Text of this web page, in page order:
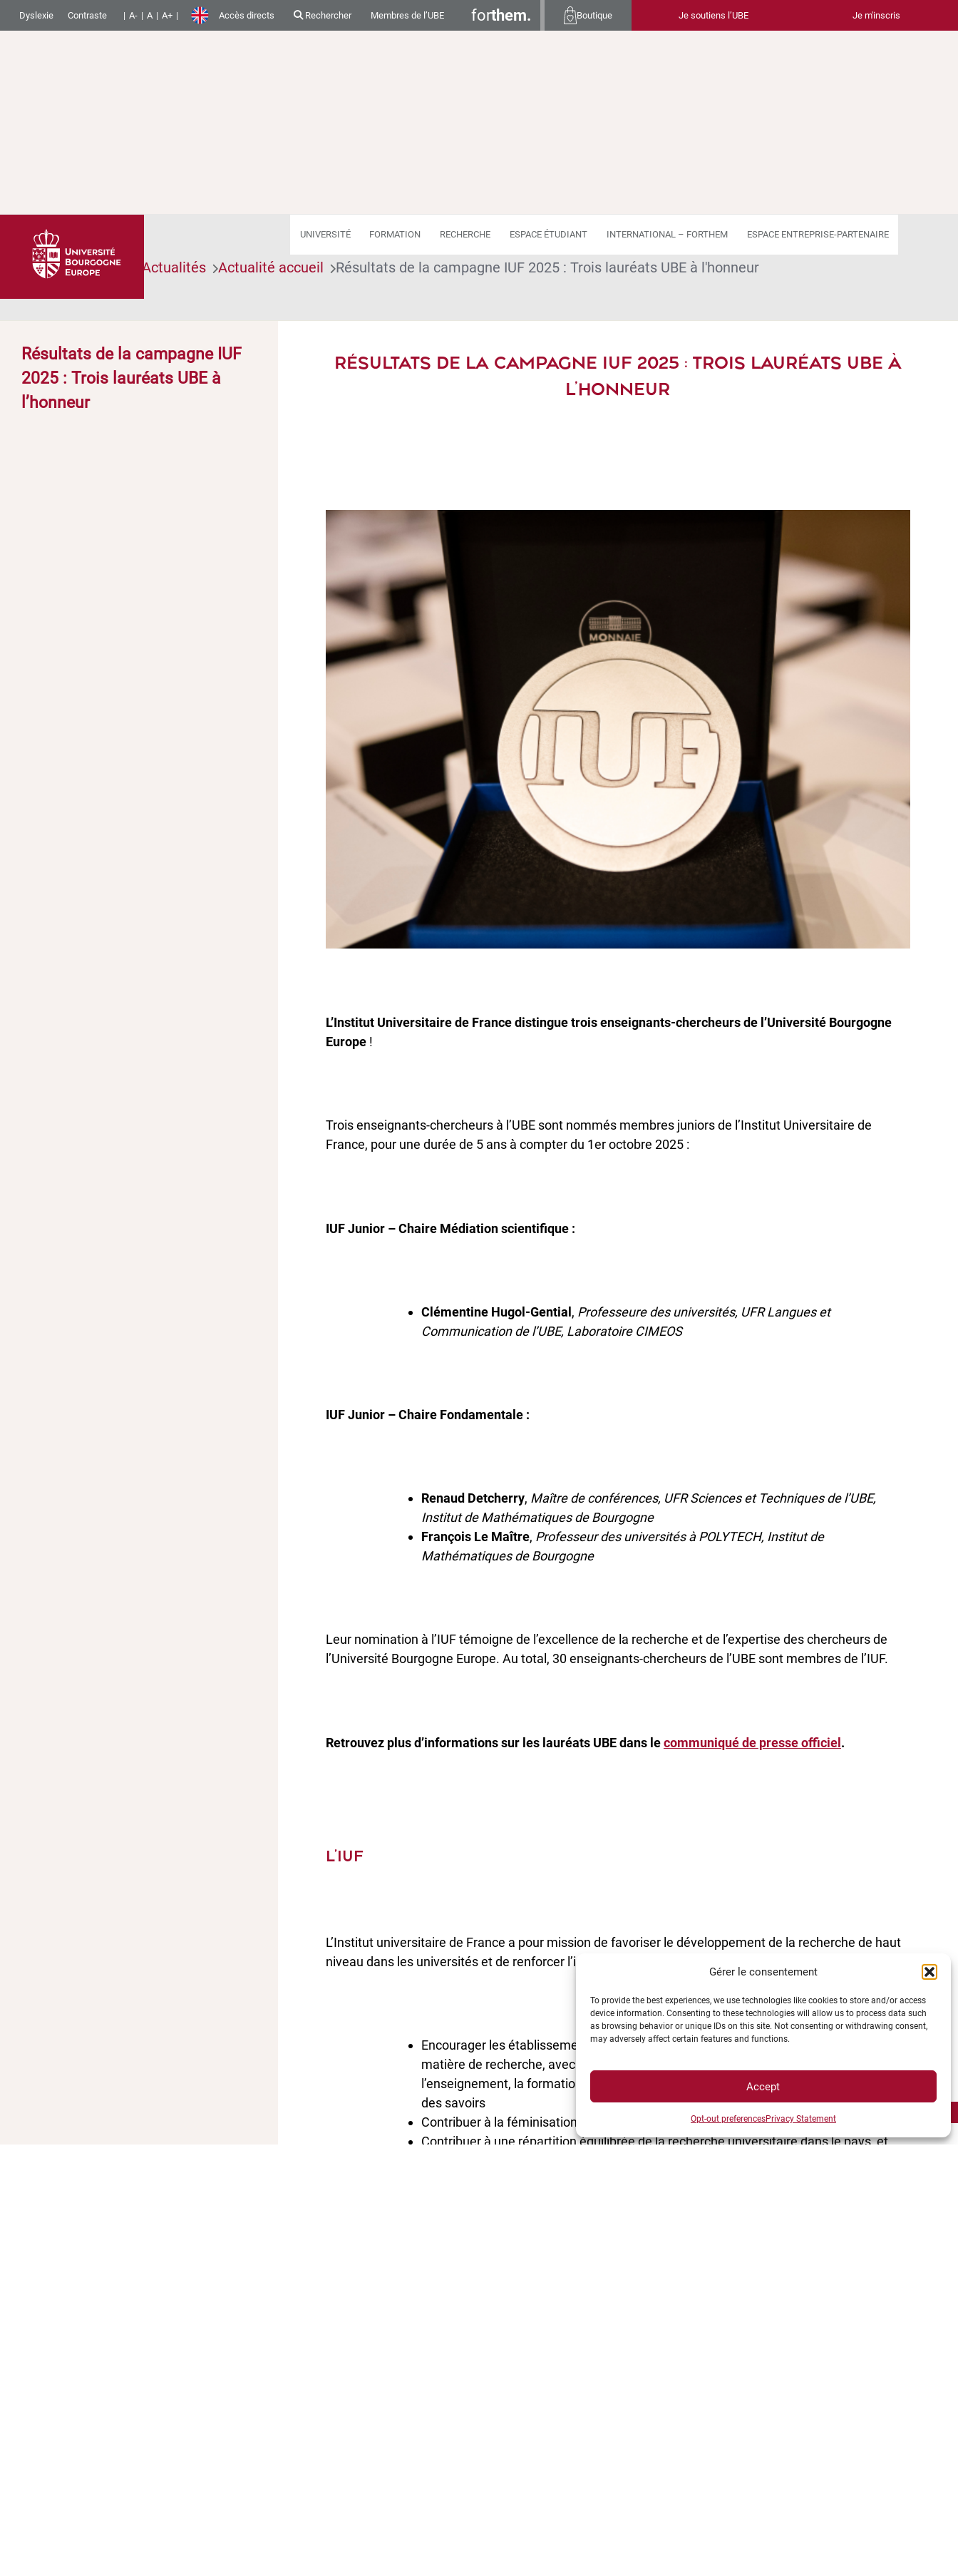
Gérer le consentement
To provide the best experiences, we use technologies like cookies to store and/or access
device information. Consenting to these technologies will allow us to process data such
as browsing behavior or unique IDs on this site. Not consenting or withdrawing consent,
may adversely affect certain features and functions.
Accept
Opt-out preferencesPrivacy Statement
Dyslexie Contraste A- A A+ Accès directs Rechercher Membres de l’UBE forthem. Boutique Je soutiens l’UBE Je m'inscris
UNIVERSITÉ FORMATION RECHERCHE ESPACE ÉTUDIANT INTERNATIONAL – FORTHEM ESPACE ENTREPRISE-PARTENAIRE
Accueil Articles Actualités Actualité accueil Résultats de la campagne IUF 2025 : Trois lauréats UBE à l'honneur
Résultats de la campagne IUF
2025 : Trois lauréats UBE à
l’honneur
RÉSULTATS DE LA CAMPAGNE IUF 2025 : TROIS LAURÉATS UBE À
L’HONNEUR
L’Institut Universitaire de France distingue trois enseignants-chercheurs de l’Université Bourgogne
Europe!
Trois enseignants-chercheurs à l’UBE sont nommés membres juniors de l’Institut Universitaire de
France, pour une durée de 5 ans à compter du 1er octobre 2025 :
IUF Junior – Chaire Médiation scientifique :
Clémentine Hugol-Gential, Professeure des universités, UFR Langues et
Communication de l’UBE, Laboratoire CIMEOS
IUF Junior – Chaire Fondamentale :
Renaud Detcherry, Maître de conférences, UFR Sciences et Techniques de l’UBE,
Institut de Mathématiques de Bourgogne
François Le Maître, Professeur des universités à POLYTECH, Institut de
Mathématiques de Bourgogne
Leur nomination à l’IUF témoigne de l’excellence de la recherche et de l’expertise des chercheurs de
l’Université Bourgogne Europe. Au total, 30 enseignants-chercheurs de l’UBE sont membres de l’IUF.
Retrouvez plus d’informations sur les lauréats UBE dans lecommuniqué de presse officiel.
L’IUF
L’Institut universitaire de France a pour mission de favoriser le développement de la recherche de haut
niveau dans les universités et de renforcer l’interdisciplinarité, en poursuivant trois objectifs :
Encourager les établissements et les enseignants-chercheurs à l’excellence en
matière de recherche, avec les conséquences positives que l’on peut en attendre sur
l’enseignement, la formation des jeunes chercheurs et plus généralement la diffusion
des savoirs
Contribuer à la féminisation du secteur de la recherche
Contribuer à une répartition équilibrée de la recherche universitaire dans le pays, et